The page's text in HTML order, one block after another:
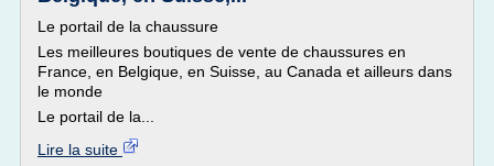
Le portail de la chaussure
Les meilleures boutiques de vente de chaussures en
France, en Belgique, en Suisse, au Canada et ailleurs dans
le monde
Le portail de la...
Lire la suite